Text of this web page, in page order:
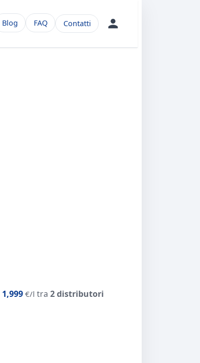
Blog FAQ Contatti
1,999 €/l tra 2 distributori